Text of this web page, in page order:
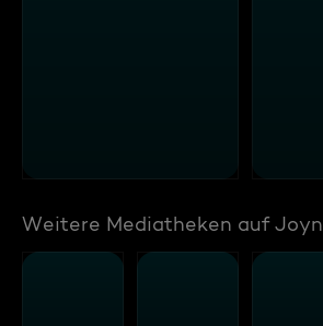
Weitere Mediatheken auf Joyn